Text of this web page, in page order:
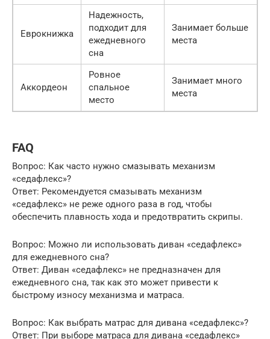
Еврокнижка
Надежность,
подходит для
ежедневного
сна
Занимает больше
места
Аккордеон
Ровное
спальное
место
Занимает много
места
FAQ
Вопрос: Как часто нужно смазывать механизм
«седафлекс»?
Ответ: Рекомендуется смазывать механизм
«седафлекс» не реже одного раза в год, чтобы
обеспечить плавность хода и предотвратить скрипы.
Вопрос: Можно ли использовать диван «седафлекс»
для ежедневного сна?
Ответ: Диван «седафлекс» не предназначен для
ежедневного сна, так как это может привести к
быстрому износу механизма и матраса.
Вопрос: Как выбрать матрас для дивана «седафлекс»?
Ответ: При выборе матраса для дивана «седафлекс»